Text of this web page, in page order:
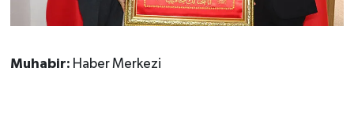
Muhabir: Haber Merkezi